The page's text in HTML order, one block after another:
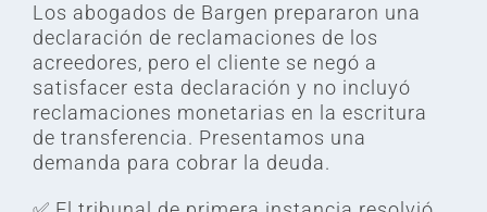
Los abogados de Bargen prepararon una
declaración de reclamaciones de los
acreedores, pero el cliente se negó a
satisfacer esta declaración y no incluyó
reclamaciones monetarias en la escritura
de transferencia. Presentamos una
demanda para cobrar la deuda.